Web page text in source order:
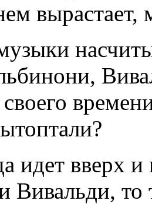
идет вверх
Вивальди,